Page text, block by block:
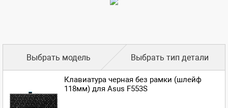
Выбрать модель Выбрать тип детали
Клавиатура черная без рамки (шлейф
118мм) для Asus F553S